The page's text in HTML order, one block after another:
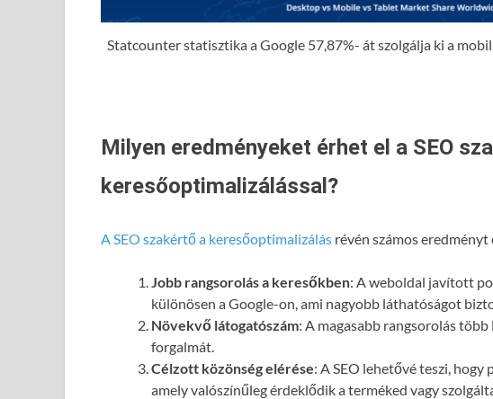
Statcounter statisztika a Google 57,87%- át szolgálja ki a
Milyen eredményeket érhet el a SEO
keresőoptimalizálással?
A SEO szakértő a keresőoptimalizálás révén számos
Jobb rangsorolás a keresőkben: A weboldal javított
különösen a Google-on, ami nagyobb láthatóságot
Növekvő látogatószám: A magasabb rangsorolás
forgalmát.
Célzott közönség elérése: A SEO lehetővé teszi, hogy
amely valószínűleg érdeklődik a terméked vagy